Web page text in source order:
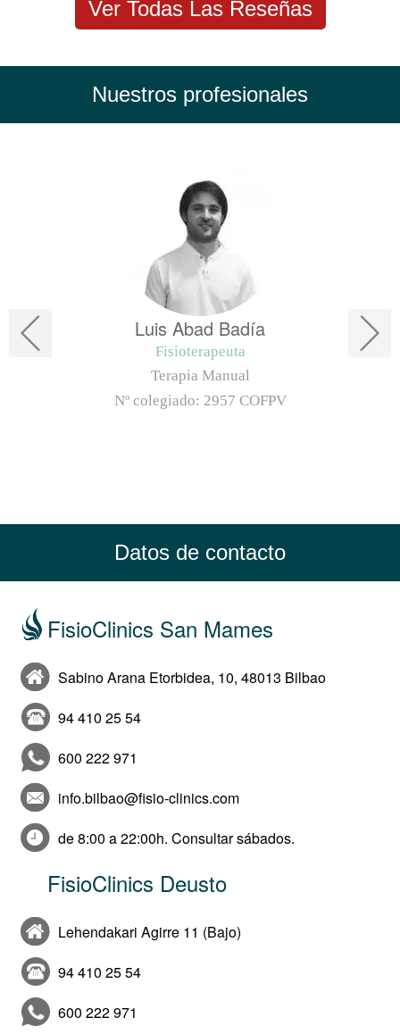
Ver Todas Las Reseñas
Nuestros profesionales
Luis Abad Badía
Fisioterapeuta
Terapia Manual
Nº colegiado: 2957 COFPV
Datos de contacto
FisioClinics San Mames
Sabino Arana Etorbidea, 10, 48013 Bilbao
94 410 25 54
600 222 971
info.bilbao@fisio-clinics.com
de 8:00 a 22:00h. Consultar sábados.
FisioClinics Deusto
Lehendakari Agirre 11 (Bajo)
94 410 25 54
600 222 971